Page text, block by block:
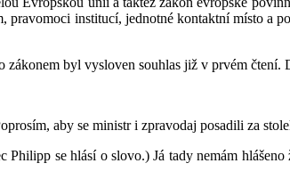
pravomoci institucí, jednotné kontaktní místo a
zákonem byl vysloven souhlas již v prvém čtení.
aby se ministr i zpravodaj posadili za
se hlásí o slovo.) Já tady nemám